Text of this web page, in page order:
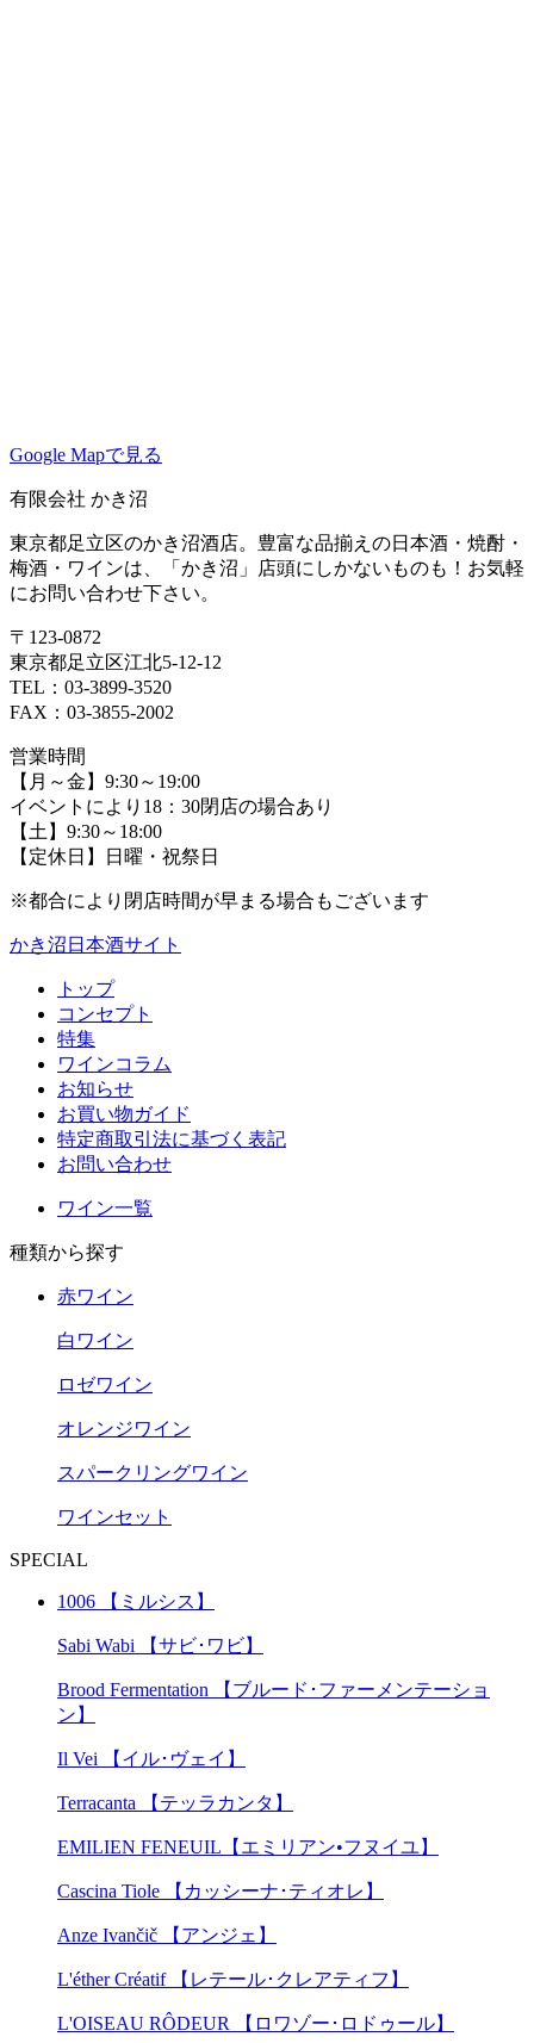
Google Mapで見る
有限会社 かき沼
東京都足立区のかき沼酒店。豊富な品揃えの日本酒・焼酎・
梅酒・ワインは、「かき沼」店頭にしかないものも！お気軽
にお問い合わせ下さい。
〒123-0872
東京都足立区江北5-12-12
TEL：03-3899-3520
FAX：03-3855-2002
営業時間
【月～金】9:30～19:00
イベントにより18：30閉店の場合あり
【土】9:30～18:00
【定休日】日曜・祝祭日
※都合により閉店時間が早まる場合もございます
かき沼日本酒サイト
トップ
コンセプト
特集
ワインコラム
お知らせ
お買い物ガイド
特定商取引法に基づく表記
お問い合わせ
ワイン一覧
種類から探す
赤ワイン
白ワイン
ロゼワイン
オレンジワイン
スパークリングワイン
ワインセット
SPECIAL
1006 【ミルシス】
Sabi Wabi 【サビ･ワビ】
Brood Fermentation 【ブルード･ファーメンテーショ
ン】
Il Vei 【イル･ヴェイ】
Terracanta 【テッラカンタ】
EMILIEN FENEUIL【エミリアン•フヌイユ】
Cascina Tiole 【カッシーナ･ティオレ】
Anze Ivančič 【アンジェ】
L'éther Créatif 【レテール･クレアティフ】
L'OISEAU RÔDEUR 【ロワゾー･ロドゥール】